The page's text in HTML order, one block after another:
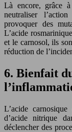
Là encore, grâce
neutraliser
provoquer des
L’acide
et le carnosol, ils
réduction de
6. Bienfait
L’acide
d’acide nitrique
déclencher des